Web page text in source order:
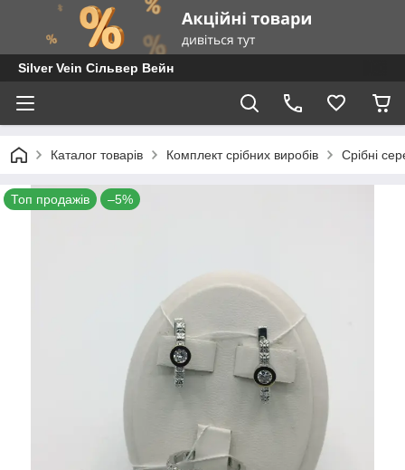
Silver Vein Сільвер Вейн
Каталог товарів Комплект срібних виробів Срібні
Топ продажів –5%